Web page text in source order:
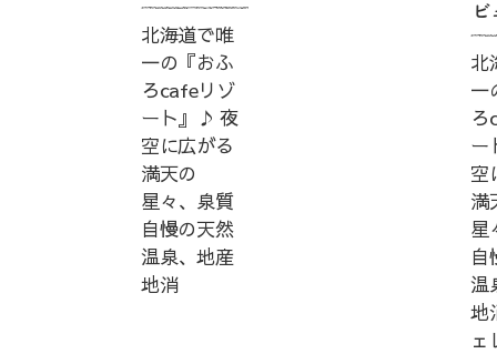
北海道で唯
一の『おふ
ろcafeリゾ
ート』♪ 夜
空に広がる
満天の
星々、泉質
自慢の天然
温泉、地産
地消
ビ
北
一
ろ
ー
空
満
星
自
温
地
ェ